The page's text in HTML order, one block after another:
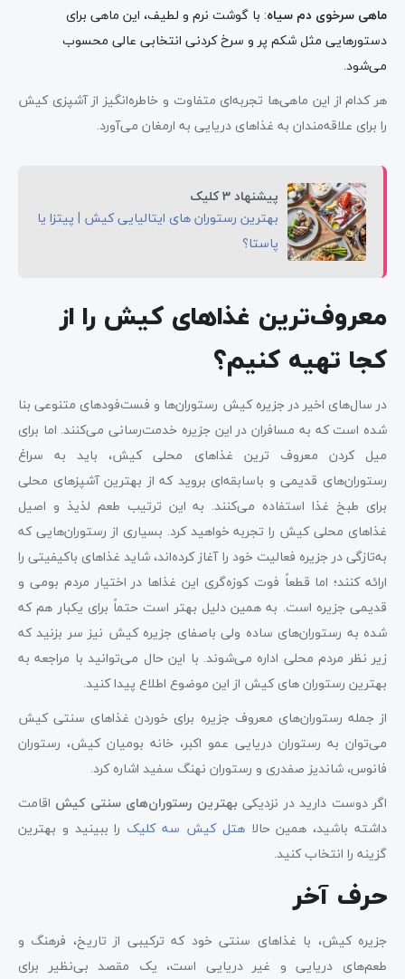
ماهی سرخوی دم سیاه: با گوشت نرم و لطیف، این ماهی برای
دستورهایی مثل شکم پر و سرخ کردنی انتخابی عالی محسوب
می‌شود.
هر کدام از این ماهی‌ها تجربه‌ای متفاوت و خاطره‌انگیز از آشپزی کیش
را برای علاقه‌مندان به غذاهای دریایی به ارمغان می‌آورد.
پیشنهاد 3 کلیک
بهترین رستوران های ایتالیایی کیش | پیتزا یا
پاستا؟
معروف‌ترین غذاهای کیش را از
کجا تهیه کنیم؟
در سال‌های اخیر در جزیره کیش رستوران‌ها و فست‌فودهای متنوعی بنا
شده است که به مسافران در این جزیره خدمت‌رسانی می‌کنند. اما برای
میل کردن معروف ترین غذاهای محلی کیش، باید به سراغ
رستوران‌های قدیمی و باسابقه‌ای بروید که از بهترین آشپزهای محلی
برای طبخ غذا استفاده می‌کنند. به این ترتیب طعم لذیذ و اصیل
غذاهای محلی کیش را تجربه خواهید کرد. بسیاری از رستوران‌هایی که
به‌تازگی در جزیره فعالیت خود را آغاز کرده‌اند، شاید غذاهای باکیفیتی را
ارائه کنند؛ اما قطعاً فوت کوزه‌گری این غذاها در اختیار مردم بومی و
قدیمی جزیره است. به همین دلیل بهتر است حتماً برای یکبار هم که
شده به رستوران‌های ساده ولی باصفای جزیره کیش نیز سر بزنید که
زیر نظر مردم محلی اداره می‌شوند. با این حال می‌توانید با مراجعه به
بهترین رستوران های کیش از این موضوع اطلاع پیدا کنید.
از جمله رستوران‌های معروف جزیره برای خوردن غذاهای سنتی کیش
می‌توان به رستوران دریایی عمو اکبر، خانه بومیان کیش، رستوران
فانوس، شاندیز صفدری و رستوران نهنگ سفید اشاره کرد.
اگر دوست دارید در نزدیکی بهترین رستوران‌های سنتی کیش اقامت
داشته باشید، همین حالاهتل کیش سه کلیک را ببینید و بهترین
گزینه را انتخاب کنید.
حرف آخر
جزیره کیش، با غذاهای سنتی خود که ترکیبی از تاریخ، فرهنگ و
طعم‌های دریایی و غیر دریایی است، یک مقصد بی‌نظیر برای